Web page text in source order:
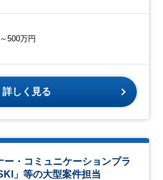
500万円
詳しく見る
ー・コミュニケーションプラ
」等の大型案件担当